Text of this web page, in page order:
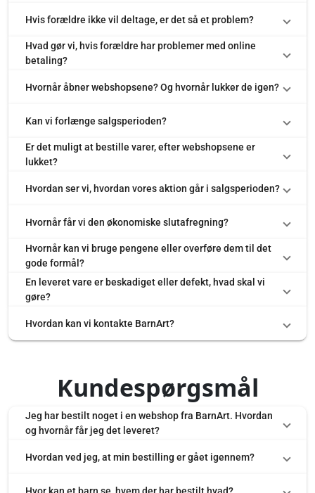
Hvis forældre ikke vil deltage, er det så et problem?
Hvad gør vi, hvis forældre har problemer med online
betaling?
Hvornår åbner webshopsene? Og hvornår lukker de igen?
Kan vi forlænge salgsperioden?
Er det muligt at bestille varer, efter webshopsene er
lukket?
Hvordan ser vi, hvordan vores aktion går i salgsperioden?
Hvornår får vi den økonomiske slutafregning?
Hvornår kan vi bruge pengene eller overføre dem til det
gode formål?
En leveret vare er beskadiget eller defekt, hvad skal vi
gøre?
Hvordan kan vi kontakte BarnArt?
Kundespørgsmål
Jeg har bestilt noget i en webshop fra BarnArt. Hvordan
og hvornår får jeg det leveret?
Hvordan ved jeg, at min bestilling er gået igennem?
Hvor kan et barn se, hvem der har bestilt hvad?